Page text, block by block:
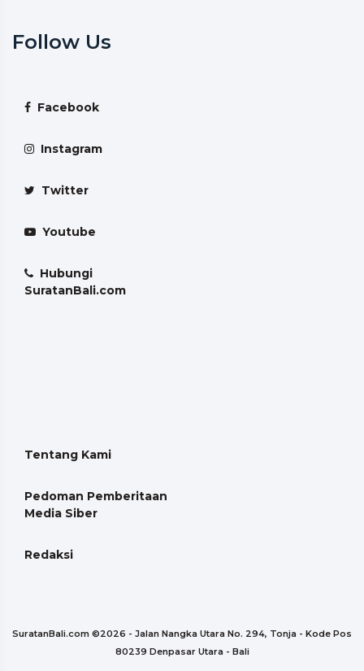
Follow Us
Facebook
Instagram
Twitter
Youtube
Hubungi
SuratanBali.com
Tentang Kami
Pedoman Pemberitaan
Media Siber
Redaksi
SuratanBali.com ©2026 - Jalan Nangka Utara No. 294, Tonja - Kode Pos
80239 Denpasar Utara - Bali